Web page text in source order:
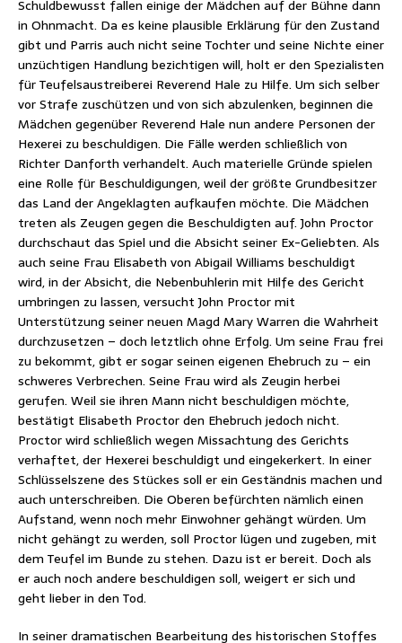
Schuldbewusst fallen einige der Mädchen auf der Bühne dann
in Ohnmacht. Da es keine plausible Erklärung für den Zustand
gibt und Parris auch nicht seine Tochter und seine Nichte einer
unzüchtigen Handlung bezichtigen will, holt er den Spezialisten
für Teufelsaustreiberei Reverend Hale zu Hilfe. Um sich selber
vor Strafe zuschützen und von sich abzulenken, beginnen die
Mädchen gegenüber Reverend Hale nun andere Personen der
Hexerei zu beschuldigen. Die Fälle werden schließlich von
Richter Danforth verhandelt. Auch materielle Gründe spielen
eine Rolle für Beschuldigungen, weil der größte Grundbesitzer
das Land der Angeklagten aufkaufen möchte. Die Mädchen
treten als Zeugen gegen die Beschuldigten auf. John Proctor
durchschaut das Spiel und die Absicht seiner Ex-Geliebten. Als
auch seine Frau Elisabeth von Abigail Williams beschuldigt
wird, in der Absicht, die Nebenbuhlerin mit Hilfe des Gericht
umbringen zu lassen, versucht John Proctor mit
Unterstützung seiner neuen Magd Mary Warren die Wahrheit
durchzusetzen – doch letztlich ohne Erfolg. Um seine Frau frei
zu bekommt, gibt er sogar seinen eigenen Ehebruch zu – ein
schweres Verbrechen. Seine Frau wird als Zeugin herbei
gerufen. Weil sie ihren Mann nicht beschuldigen möchte,
bestätigt Elisabeth Proctor den Ehebruch jedoch nicht.
Proctor wird schließlich wegen Missachtung des Gerichts
verhaftet, der Hexerei beschuldigt und eingekerkert. In einer
Schlüsselszene des Stückes soll er ein Geständnis machen und
auch unterschreiben. Die Oberen befürchten nämlich einen
Aufstand, wenn noch mehr Einwohner gehängt würden. Um
nicht gehängt zu werden, soll Proctor lügen und zugeben, mit
dem Teufel im Bunde zu stehen. Dazu ist er bereit. Doch als
er auch noch andere beschuldigen soll, weigert er sich und
geht lieber in den Tod.
In seiner dramatischen Bearbeitung des historischen Stoffes